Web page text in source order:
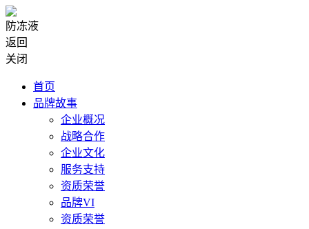
防冻液
返回
关闭
首页
品牌故事
企业概况
战略合作
企业文化
服务支持
资质荣誉
品牌VI
资质荣誉